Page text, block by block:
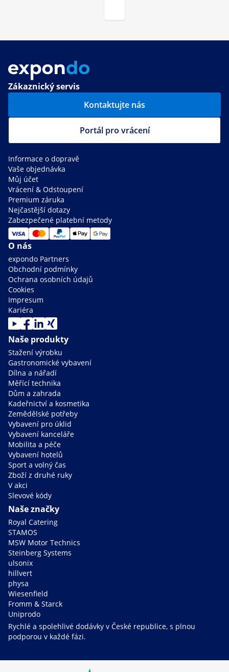
Zákaznický servis
Kontaktujte nás
Portál pro vrácení
Informace o dopravě
Vaše objednávka
Můj účet
Vrácení & Odstoupení
Premium záruka
Nejčastější dotazy
Zabezpečené platební metody
O nás
expondo Partners
Obchodní podmínky
Ochrana osobních údajů
Cookies
Impresum
Kariéra
Naše produkty
Stažení výrobku
Gastronomické vybavení
Dílna a nářadí
Měřící technika
Dům a zahrada
Kadeřnictví a kosmetika
Zemědělské potřeby
Vybavení pro úklid
Vybavení kanceláře
Mobilita a péče
Vybavení hotelů
Sport a volný čas
Zboží z druhé ruky
V akci
Slevové kódy
Naše značky
Royal Catering
STAMOS
MSW Motor Technics
Steinberg Systems
ulsonix
hillvert
physa
Wiesenfield
Fromm & Starck
Uniprodo
Rychlé a spolehlivé dodávky v České republice, s plnou
podporou v každé fázi.